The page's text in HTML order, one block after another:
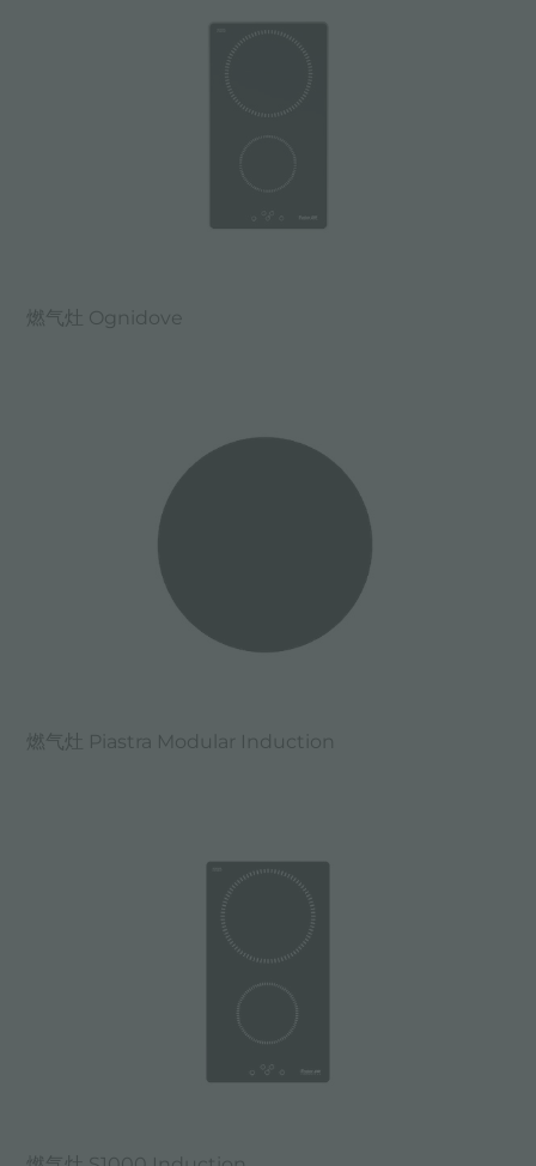
燃气灶 Ognidove
燃气灶 Piastra Modular Induction